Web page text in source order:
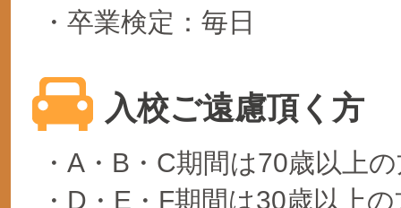
・卒業検定：毎日
入校ご遠慮頂く方
・A・B・C期間は70歳以上
・D・E・F期間は30歳以上